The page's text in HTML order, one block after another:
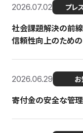
2026.07.02 プレ
社会課題解決の前
信頼性向上のための
2026.06.29
寄付金の安全な管